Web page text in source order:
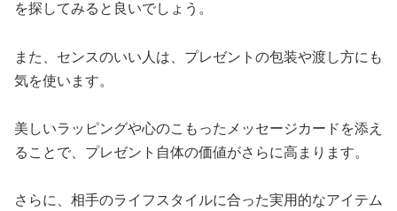
を探してみると良いでしょう。
また、センスのいい人は、プレゼントの包装や渡し方にも
気を使います。
美しいラッピングや心のこもったメッセージカードを添え
ることで、プレゼント自体の価値がさらに高まります。
さらに、相手のライフスタイルに合った実用的なアイテム